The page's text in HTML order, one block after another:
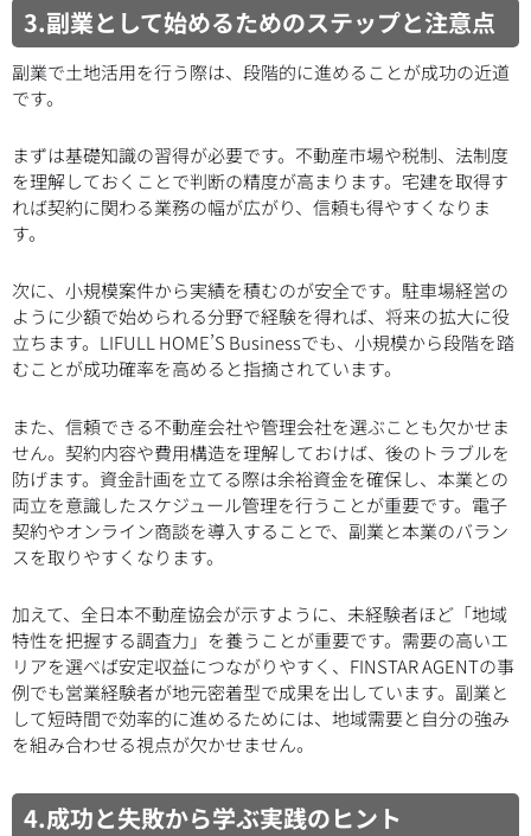
3.副業として始めるためのステップと注意点
副業で土地活用を行う際は、段階的に進めることが成功の近道
です。
まずは基礎知識の習得が必要です。不動産市場や税制、法制度
を理解しておくことで判断の精度が高まります。宅建を取得す
れば契約に関わる業務の幅が広がり、信頼も得やすくなりま
す。
次に、小規模案件から実績を積むのが安全です。駐車場経営の
ように少額で始められる分野で経験を得れば、将来の拡大に役
立ちます。LIFULL HOME’S Businessでも、小規模から段階を踏
むことが成功確率を高めると指摘されています。
また、信頼できる不動産会社や管理会社を選ぶことも欠かせま
せん。契約内容や費用構造を理解しておけば、後のトラブルを
防げます。資金計画を立てる際は余裕資金を確保し、本業との
両立を意識したスケジュール管理を行うことが重要です。電子
契約やオンライン商談を導入することで、副業と本業のバラン
スを取りやすくなります。
加えて、全日本不動産協会が示すように、未経験者ほど「地域
特性を把握する調査力」を養うことが重要です。需要の高いエ
リアを選べば安定収益につながりやすく、FINSTAR AGENTの事
例でも営業経験者が地元密着型で成果を出しています。副業と
して短時間で効率的に進めるためには、地域需要と自分の強み
を組み合わせる視点が欠かせません。
4.成功と失敗から学ぶ実践のヒント